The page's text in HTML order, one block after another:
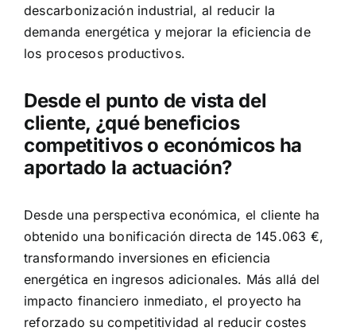
descarbonización industrial, al reducir la
demanda energética y mejorar la eficiencia de
los procesos productivos.
Desde el punto de vista del
cliente, ¿qué beneficios
competitivos o económicos ha
aportado la actuación?
Desde una perspectiva económica, el cliente ha
obtenido una bonificación directa de 145.063 €,
transformando inversiones en eficiencia
energética en ingresos adicionales. Más allá del
impacto financiero inmediato, el proyecto ha
reforzado su competitividad al reducir costes